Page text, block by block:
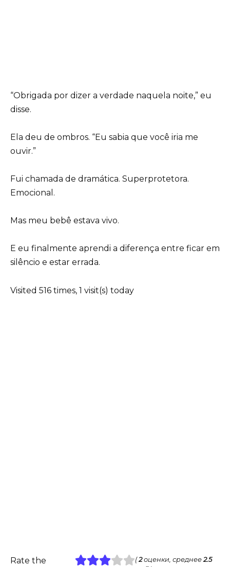
“Obrigada por dizer a verdade naquela noite,” eu
disse.
Ela deu de ombros. “Eu sabia que você iria me
ouvir.”
Fui chamada de dramática. Superprotetora.
Emocional.
Mas meu bebê estava vivo.
E eu finalmente aprendi a diferença entre ficar em
silêncio e estar errada.
Visited 516 times, 1 visit(s) today
Rate the (2оценки, среднее2.5